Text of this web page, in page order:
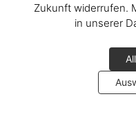
Zukunft widerrufen.
in unserer